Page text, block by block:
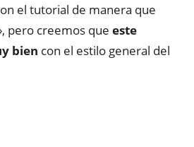
el tutorial de manera que
pero creemos que este
bien con el estilo general del